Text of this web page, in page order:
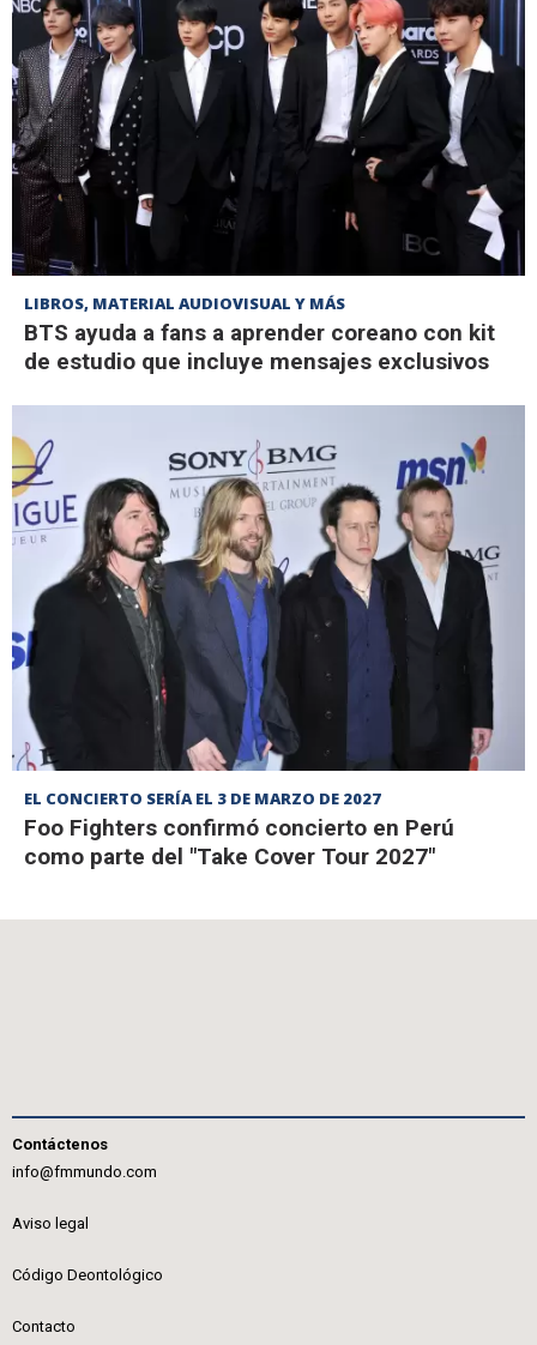
LIBROS, MATERIAL AUDIOVISUAL Y MÁS
BTS ayuda a fans a aprender coreano con kit
de estudio que incluye mensajes exclusivos
EL CONCIERTO SERÍA EL 3 DE MARZO DE 2027
Foo Fighters confirmó concierto en Perú
como parte del "Take Cover Tour 2027"
Contáctenos
info@fmmundo.com
Aviso legal
Código Deontológico
Contacto